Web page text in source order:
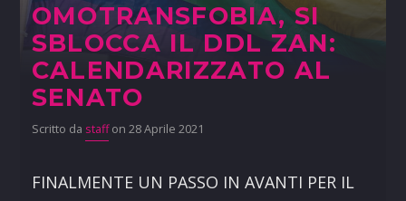
OMOTRANSFOBIA, SI
SBLOCCA IL DDL ZAN:
CALENDARIZZATO AL
SENATO
Scritto da staffon 28 Aprile 2021
FINALMENTE UN PASSO IN AVANTI PER IL